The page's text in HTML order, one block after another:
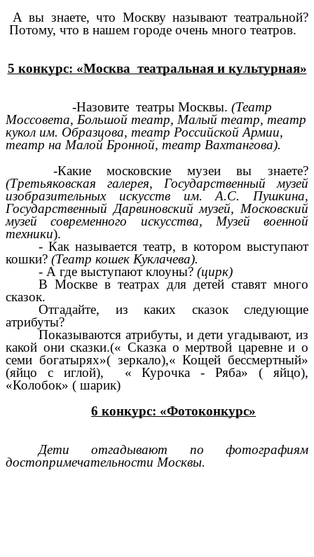
А вы знаете, что Москву называют театральной?
Потому, что в нашем городе очень много театров.
5 конкурс: «Москва театральная и культурная»
-Назовите театры Москвы. (Театр
Моссовета, Большой театр, Малый театр, театр
кукол им. Образцова, театр Российской Армии,
театр на Малой Бронной, театр Вахтангова).
-Какие московские музеи вы знаете?
(Третьяковская галерея, Государственный музей
изобразительных искусств им. А.С. Пушкина,
Государственный Дарвиновский музей, Московский
музей современного искусства, Музей военной
техники).
- Как называется театр, в котором выступают
кошки? (Театр кошек Куклачева).
- А где выступают клоуны?(цирк)
В Москве в театрах для детей ставят много
сказок.
Отгадайте, из каких сказок следующие
атрибуты?
Показываются атрибуты, и дети угадывают, из
какой они сказки.(« Сказка о мертвой царевне и о
семи богатырях»( зеркало),« Кощей бессмертный»
(яйцо с иглой), « Курочка - Ряба» ( яйцо),
«Колобок» ( шарик)
6 конкурс: «Фотоконкурс»
Дети отгадывают по фотографиям
достопримечательности Москвы.